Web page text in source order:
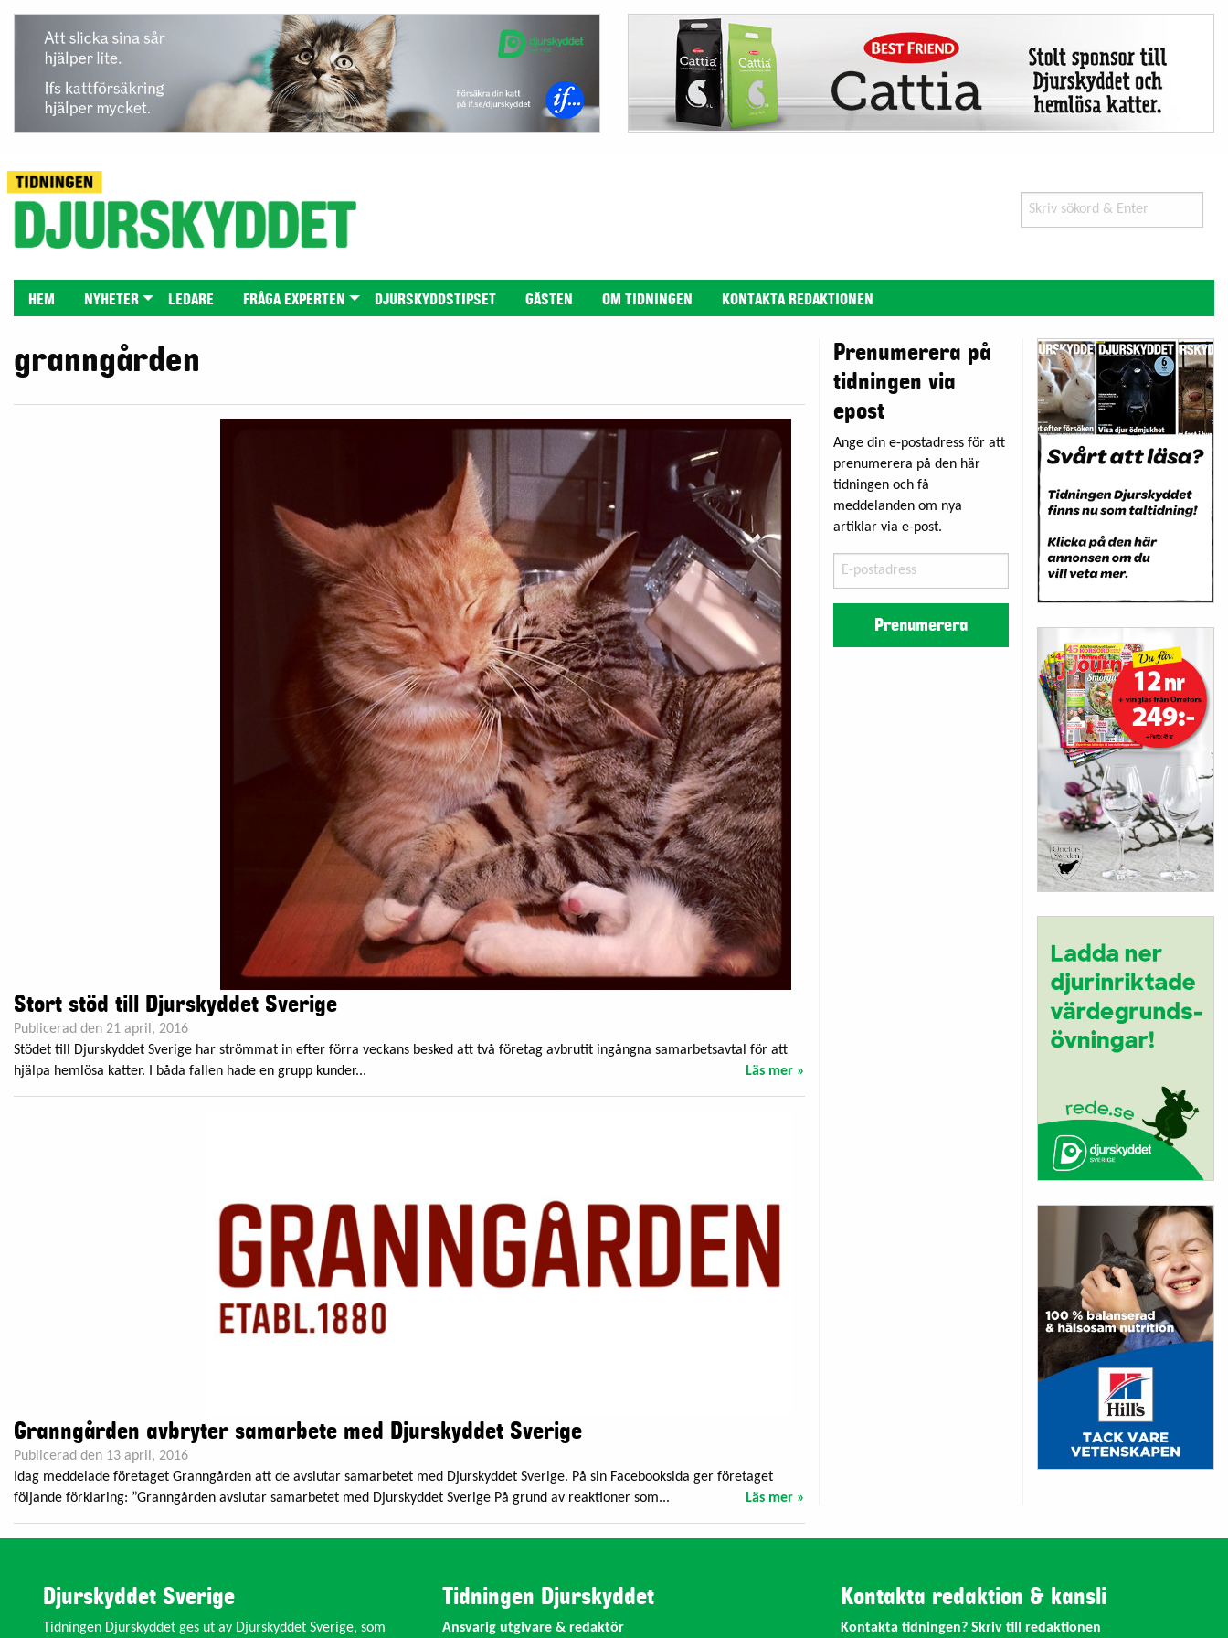
Search
for:
HEM NYHETER LEDARE FRÅGA EXPERTEN DJURSKYDDSTIPSET GÄSTEN OM TIDNINGEN KONTAKTA REDAKTIONEN
granngården
Stort stöd till Djurskyddet Sverige
Publicerad den 21 april, 2016
Stödet till Djurskyddet Sverige har strömmat in efter förra veckans besked att två företag avbrutit ingångna samarbetsavtal för att
hjälpa hemlösa katter. I båda fallen hade en grupp kunder...
Läs mer »
Granngården avbryter samarbete med Djurskyddet Sverige
Publicerad den 13 april, 2016
Idag meddelade företaget Granngården att de avslutar samarbetet med Djurskyddet Sverige. På sin Facebooksida ger företaget
följande förklaring: ”Granngården avslutar samarbetet med Djurskyddet Sverige På grund av reaktioner som...
Läs mer »
Prenumerera på
tidningen via
epost
Ange din e-postadress för att
prenumerera på den här
tidningen och få
meddelanden om nya
artiklar via e-post.
postadress
Prenumerera
Djurskyddet Sverige
Tidningen Djurskyddet ges ut av Djurskyddet Sverige, som
Tidningen Djurskyddet
Ansvarig utgivare & redaktör
Kontakta redaktion & kansli
Kontakta tidningen? Skriv till redaktionen